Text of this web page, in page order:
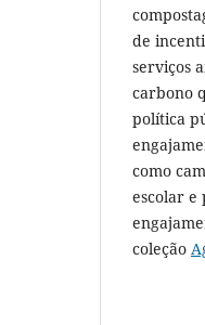
de
serviços
carbono
política
como
escolar e
coleção